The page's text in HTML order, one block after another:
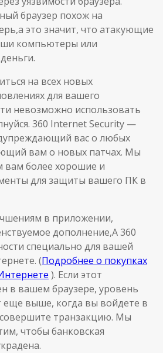
браузер похож на
это значит, что атакующие
компьютеры или
на всех новых
для вашего
невозможно использовать
360 Internet Security —
вас о любых
вам о новых патчах. Мы
вам более хорошие и
для защиты вашего ПК в
в приложении,
дополнение,А 360
специально для вашей
(Подробнее о покупках
). Если этот
в вашем браузере, уровень
еще выше, когда вы войдете в
транзакцию. Мы
чтобы банковская